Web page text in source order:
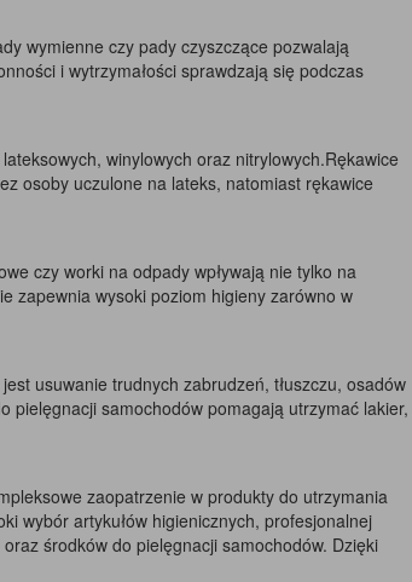
wymienne czy pady czyszczące pozwalają
i wytrzymałości sprawdzają się podczas
winylowych oraz nitrylowych.Rękawice
osoby uczulone na lateks, natomiast rękawice
czy worki na odpady wpływają nie tylko na
zapewnia wysoki poziom higieny zarówno w
usuwanie trudnych zabrudzeń, tłuszczu, osadów
pielęgnacji samochodów pomagają utrzymać lakier,
zaopatrzenie w produkty do utrzymania
wybór artykułów higienicznych, profesjonalnej
środków do pielęgnacji samochodów. Dzięki